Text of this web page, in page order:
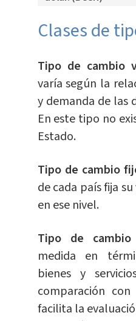
Clases de
Tipo de cambio
varía según la
y demanda de las
En este tipo no
Estado.
Tipo de cambio
de cada país fija
en ese nivel.
Tipo de
medida en
bienes y
comparación
facilita la